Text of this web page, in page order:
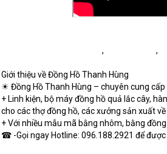
, ,
Giới thiệu về Đồng Hồ Thanh Hùng
☀ Đồng Hồ Thanh Hùng – chuyên cung
+ Linh kiện, bộ máy đồng hồ quả lắc cây,
cho các thợ đồng hồ, các xưởng sản xuất
+ Với nhiều mẫu mã bằng nhôm, bằng
☎ -Gọi ngay Hotline: 096.188.2921 để được